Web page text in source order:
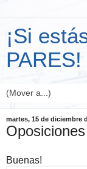
¡Si
PARES!
martes, 15 de diciembre
Buenas!